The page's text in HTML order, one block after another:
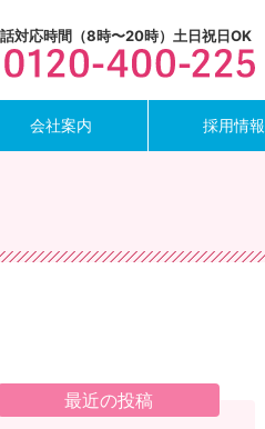
対応時間（8時〜20時）土日祝日OK
会社案内 採用情報
最近の投稿